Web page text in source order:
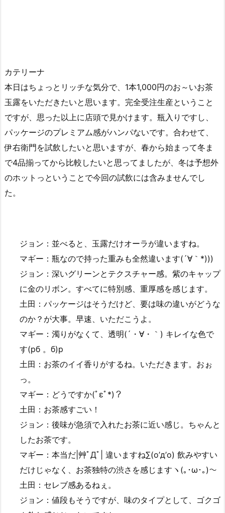
カテリーナ
本日はちょっとリッチな気分で、1本1,000円のお～いお茶
玉露をいただきたいと思います。完全受注生産ということ
ですが、思った以上に店頭で見かけます。瓶入りですし、
パッケージのプレミアム感がハンパないです。合わせて、
伊右衛門を試飲したいと思いますが、春から始まって冬ま
で4品揃ってから比較したいと思ってましたが、冬は予想外
のホットっということで今回の試飲には含みませんでし
た。
ジョン：並べると、玉露だけオーラが違いますね。
マギー：瓶なので持った重みも全然違います(´∀｀*)))
ジョン：深いグリーンとテクスチャー感。紫のキャップ
に金のリボン。すべてに特別感、重厚感を感じます。
土田：パッケージはそうだけど、要は味の違いがどうな
のか？が大事。早速、いただこうよ。
マギー：濁りがなくて、透明(´・∀・｀) キレイな色で
す(pб 。б)p
土田：お茶のイイ香りがするね。いただきます。おぉ
っ。
マギー：どうですか(ﾟεﾟ*)？
土田：お茶感すごい！
ジョン：後味が急須で入れたお茶に近い感じ。ちゃんと
したお茶です。
マギー：本当だ|艸ﾟДﾟ| 違いますね∑(o’д’o) 飲みやすい
だけじゃなく、お茶独特の渋さを感じますヽ(｡･ω･｡)～
土田：セレブ感あるねぇ。
ジョン：値段もそうですが、味のタイプとして、ゴクゴ